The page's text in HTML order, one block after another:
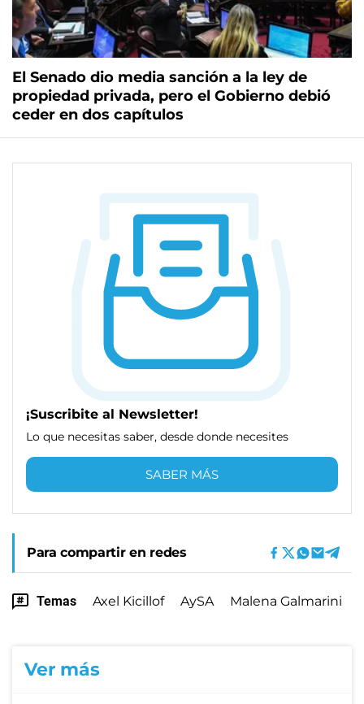
El Senado dio media sanción a la ley de
propiedad privada, pero el Gobierno debió
ceder en dos capítulos
¡Suscribite al Newsletter!
Lo que necesitas saber, desde donde necesites
SABER MÁS
Para compartir en redes
Temas Axel Kicillof AySA Malena Galmarini
Ver más